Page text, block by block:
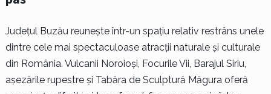
Județul Buzău reunește într-un spațiu relativ restrâns unele
dintre cele mai spectaculoase atracții naturale și culturale
din România. Vulcanii Noroioși, Focurile Vii, Barajul Siriu,
așezările rupestre și Tabăra de Sculptură Măgura oferă